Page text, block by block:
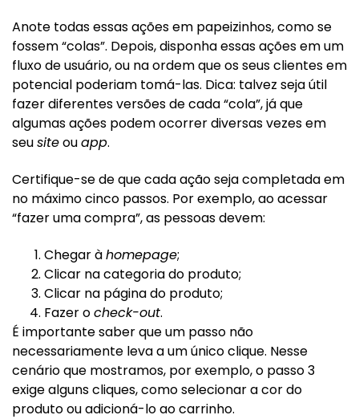
Anote todas essas ações em papeizinhos, como se
fossem “colas”. Depois, disponha essas ações em um
fluxo de usuário, ou na ordem que os seus clientes em
potencial poderiam tomá-las. Dica: talvez seja útil
fazer diferentes versões de cada “cola”, já que
algumas ações podem ocorrer diversas vezes em
seusiteouapp.
Certifique-se de que cada ação seja completada em
no máximo cinco passos. Por exemplo, ao acessar
“fazer uma compra”, as pessoas devem:
Chegar àhomepage;
Clicar na categoria do produto;
Clicar na página do produto;
Fazer ocheck-out.
É importante saber que um passo não
necessariamente leva a um único clique. Nesse
cenário que mostramos, por exemplo, o passo 3
exige alguns cliques, como selecionar a cor do
produto ou adicioná-lo ao carrinho.